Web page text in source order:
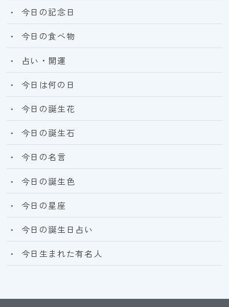
今日の記念日
今日の食べ物
占い・開運
今日は何の日
今日の誕生花
今日の誕生石
今日の名言
今日の誕生色
今日の星座
今日の誕生日占い
今日生まれた有名人